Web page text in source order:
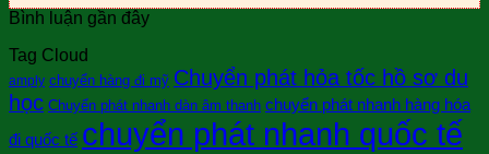
Bình luận gần đây
Tag Cloud
amply chuyển hàng đi mỹ Chuyển phát hỏa tốc hồ sơ du
học Chuyển phát nhanh dàn âm thanh chuyển phát nhanh hàng hóa
đi quốc tế chuyển phát nhanh quốc tế